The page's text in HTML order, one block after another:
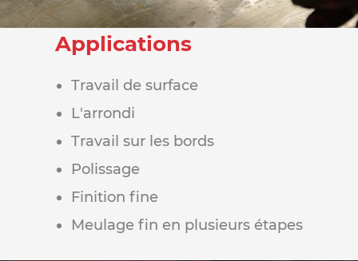
Applications
Travail de surface
L'arrondi
Travail sur les bords
Polissage
Finition fine
Meulage fin en plusieurs étapes